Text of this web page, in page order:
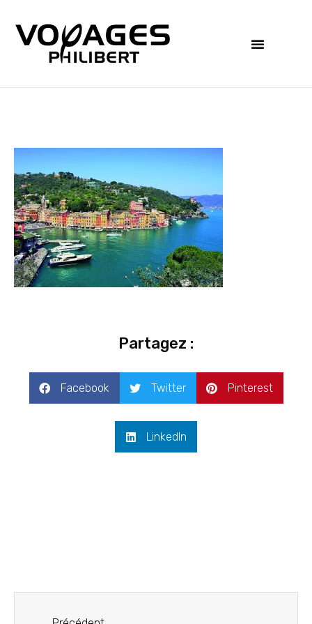
Partagez :
Facebook Twitter Pinterest
LinkedIn